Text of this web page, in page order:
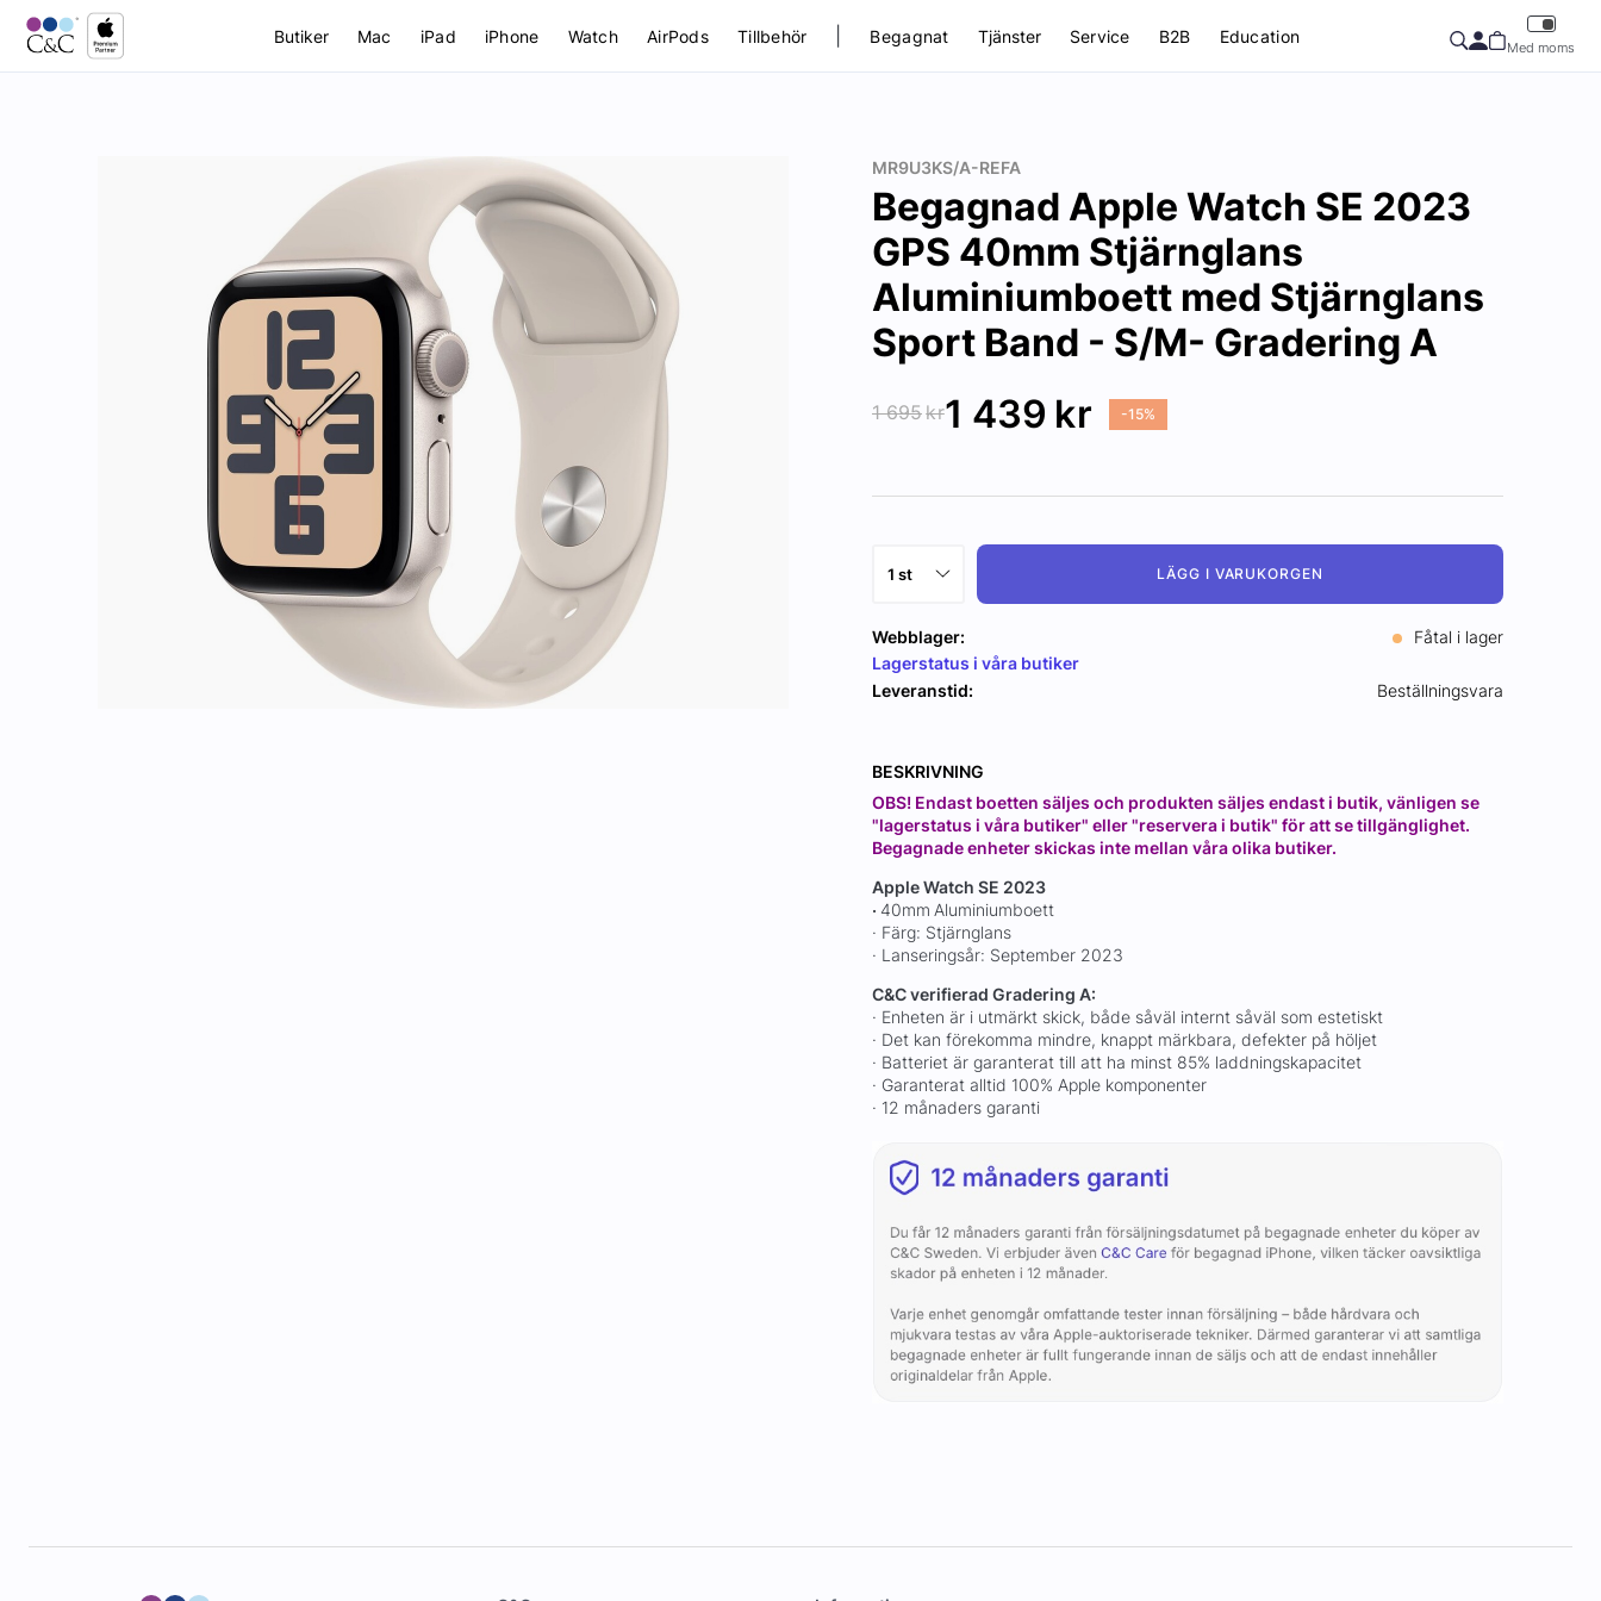
Butiker Mac iPad iPhone Watch AirPods Tillbehör Begagnat Tjänster Service B2B Education
Med moms
MR9U3KS/A-REFA
Begagnad Apple Watch SE 2023
GPS 40mm Stjärnglans
Aluminiumboett med Stjärnglans
Sport Band - S/M- Gradering A
1 695kr1 439 kr -15%
LÄGG I VARUKORGEN
Webblager:
Fåtal i lager
Lagerstatus i våra butiker
Leveranstid:
Beställningsvara
BESKRIVNING
OBS! Endast boetten säljes och produkten säljes endast i butik, vänligen se
"lagerstatus i våra butiker" eller "reservera i butik" för att se tillgänglighet.
Begagnade enheter skickas inte mellan våra olika butiker.
Apple Watch SE 2023
· 40mm Aluminiumboett
· Färg: Stjärnglans
· Lanseringsår: September 2023
C&C verifierad Gradering A:
· Enheten är i utmärkt skick, både såväl internt såväl som estetiskt
· Det kan förekomma mindre, knappt märkbara, defekter på höljet
· Batteriet är garanterat till att ha minst 85% laddningskapacitet
· Garanterat alltid 100% Apple komponenter
· 12 månaders garanti